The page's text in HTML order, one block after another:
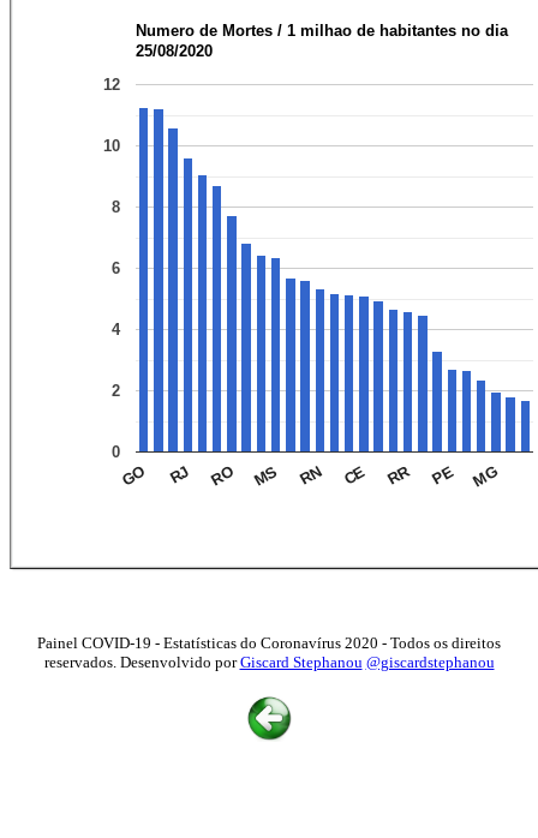
Numero de Mortes / 1 milhao de habitantes no dia
25/08/2020
GO RJ RO MS RN CE RR PE MG
0
2
4
6
8
10
12
Painel COVID-19 - Estatísticas do Coronavírus 2020 - Todos os direitos
reservados. Desenvolvido porGiscard Stephanou @giscardstephanou